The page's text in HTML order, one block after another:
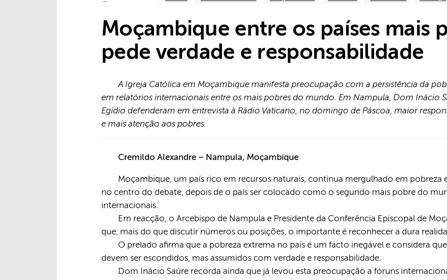
Moçambique entre os países mais
pede verdade e responsabilidade
A Igreja Católica em Moçambique manifesta preocupação com a persistência da
em relatórios internacionais entre os mais pobres do mundo. Em Nampula, Dom Inácio
Egídio defenderam em entrevista à Rádio Vaticano, no domingo de Páscoa, maior
e mais atenção aos pobres.
Cremildo Alexandre – Nampula, Moçambique
Moçambique, um país rico em recursos naturais, continua mergulhado em pobreza
no centro do debate, depois de o país ser colocado como o segundo mais pobre do
internacionais.
Em reacção, o Arcebispo de Nampula e Presidente da Conferência Episcopal de
que, mais do que discutir números ou posições, o importante é reconhecer a dura
O prelado afirma que a pobreza extrema no país é um facto inegável e considera
devem ser escondidos, mas assumidos com verdade e responsabilidade.
Dom Inácio Saúre recorda ainda que já levou esta preocupação a fóruns